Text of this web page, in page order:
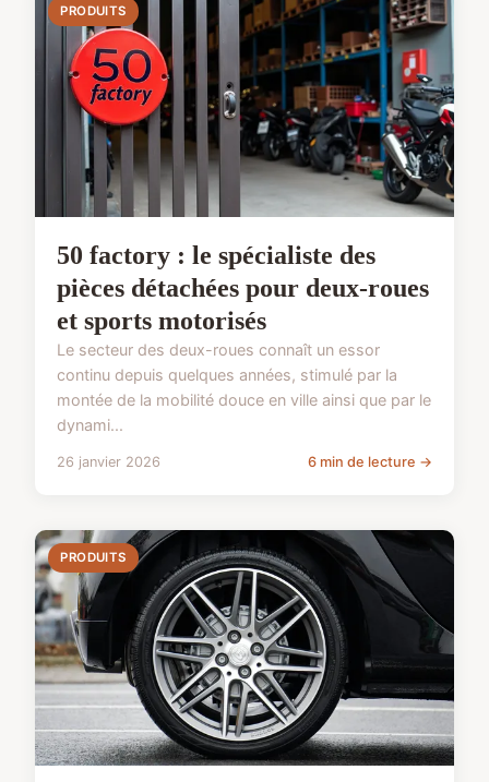
PRODUITS
50 factory : le spécialiste des
pièces détachées pour deux-roues
et sports motorisés
Le secteur des deux-roues connaît un essor
continu depuis quelques années, stimulé par la
montée de la mobilité douce en ville ainsi que par le
dynami...
26 janvier 2026 6 min de lecture →
PRODUITS